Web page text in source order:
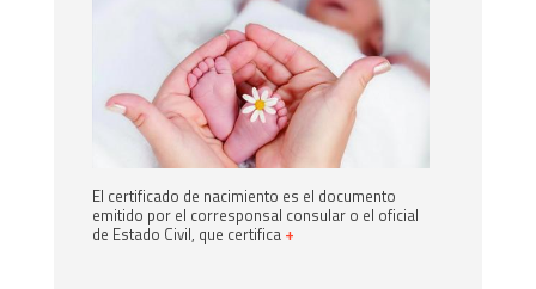
El certificado de nacimiento es el documento
emitido por el corresponsal consular o el oficial
de Estado Civil, que certifica +